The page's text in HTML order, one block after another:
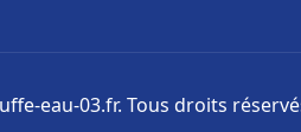
eau-03.fr. Tous droits